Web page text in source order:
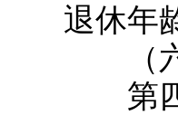
退休年
（六
第四